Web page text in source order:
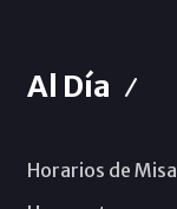
Al Día
Horarios de Misa